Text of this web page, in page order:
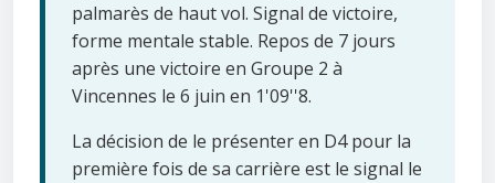
palmarès de haut vol. Signal de victoire,
forme mentale stable. Repos de 7 jours
après une victoire en Groupe 2 à
Vincennes le 6 juin en 1'09''8.
La décision de le présenter en D4 pour la
première fois de sa carrière est le signal le